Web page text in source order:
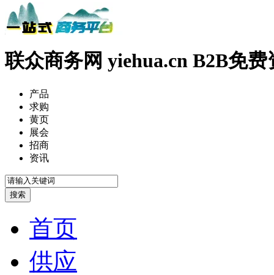
联众商务网 yiehua.cn B2B免
产品
求购
黄页
展会
招商
资讯
首页
供应